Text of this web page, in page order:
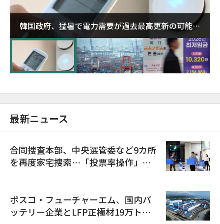
韓国政府、猛暑で電力需要が過去最高更新の可能性
に需給対応体制を点検
最新ニュース
合同捜査本部、中央選管委など9カ所
を再度家宅捜索…「投票率操作」の
ポスコ・フューチャーエム、国内バ
ッテリー企業とLFP正極材19万トン